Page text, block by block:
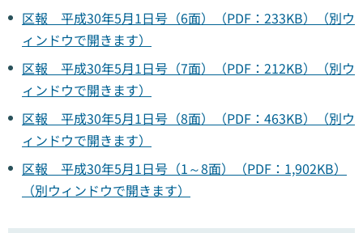
区報 平成30年5月1日号（6面）（PDF：233KB）（別ウ
ィンドウで開きます）
区報 平成30年5月1日号（7面）（PDF：212KB）（別ウ
ィンドウで開きます）
区報 平成30年5月1日号（8面）（PDF：463KB）（別ウ
ィンドウで開きます）
区報 平成30年5月1日号（1～8面）（PDF：1,902KB）
（別ウィンドウで開きます）